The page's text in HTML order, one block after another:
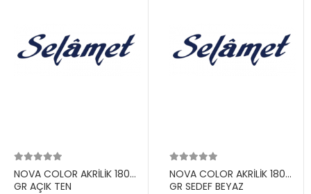
NOVA COLOR AKRİLİK 180
GR AÇIK TEN
NOVA COLOR AKRİLİK 180
GR SEDEF BEYAZ